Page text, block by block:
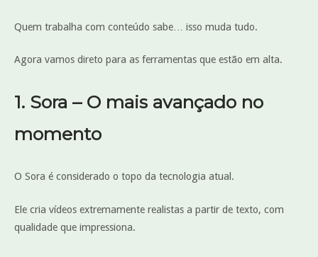
Quem trabalha com conteúdo sabe… isso muda tudo.
Agora vamos direto para as ferramentas que estão em alta.
1. Sora – O mais avançado no
momento
O Sora é considerado o topo da tecnologia atual.
Ele cria vídeos extremamente realistas a partir de texto, com
qualidade que impressiona.